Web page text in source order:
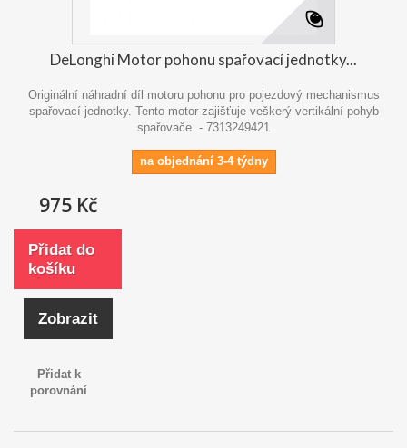
DeLonghi Motor pohonu spařovací jednotky...
Originální náhradní díl motoru pohonu pro pojezdový mechanismus
spařovací jednotky. Tento motor zajišťuje veškerý vertikální pohyb
spařovače. - 7313249421
na objednání 3-4 týdny
975 Kč
Přidat do
košíku
Zobrazit
Přidat k
porovnání